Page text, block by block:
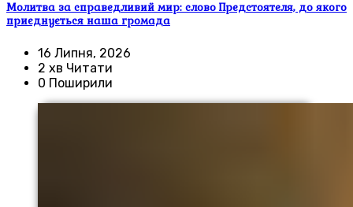
Молитва за справедливий мир: слово Предстоятеля, до якого
приєднується наша громада
16 Липня, 2026
2 хв Читати
0 Поширили